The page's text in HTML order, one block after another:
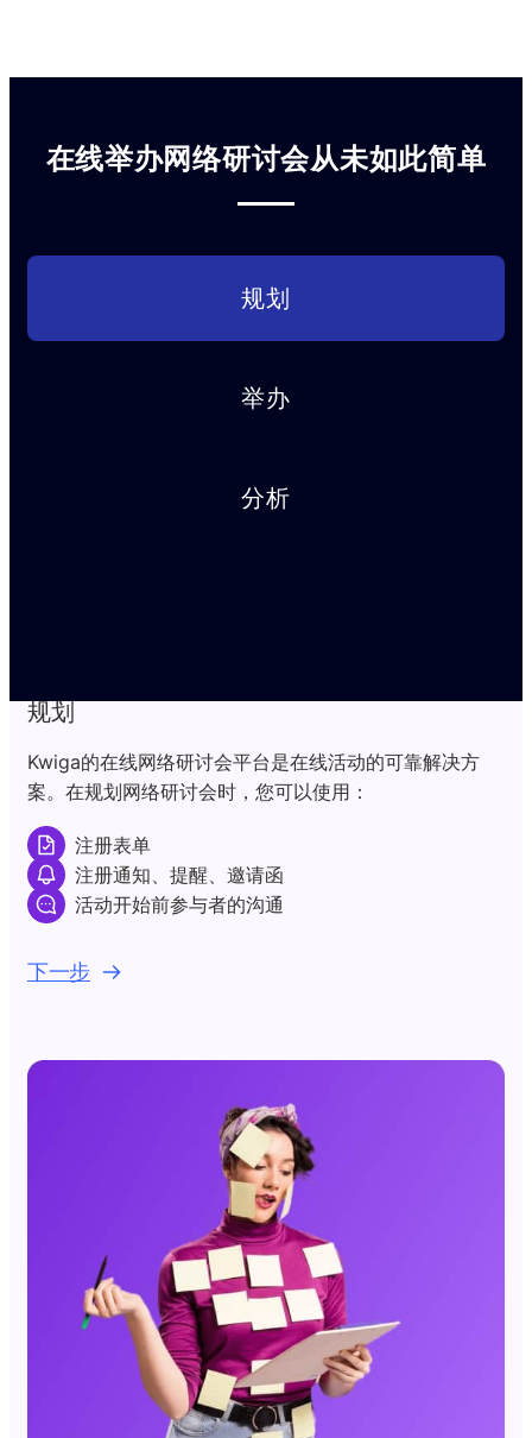
在线举办网络研讨会从未如此简单
规划
举办
分析
规划
Kwiga的在线网络研讨会平台是在线活动的可靠解决方
案。在规划网络研讨会时，您可以使用：
注册表单
注册通知、提醒、邀请函
活动开始前参与者的沟通
下一步